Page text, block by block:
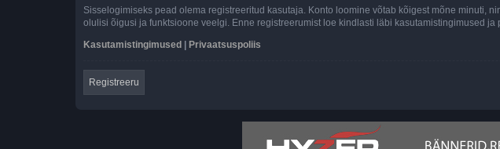
Sisselogimiseks pead olema registreeritud kasutaja. Konto loomine võtab kõigest mõne minuti,
olulisi õigusi ja funktsioone veelgi. Enne registreerumist loe kindlasti läbi kasutamistingimused
Kasutamistingimused | Privaatsuspoliis
Registreeru